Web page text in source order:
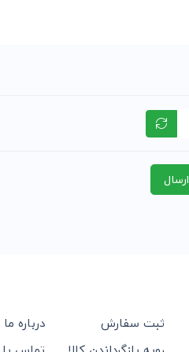
ارسال
ثبت سفارش
درباره ما